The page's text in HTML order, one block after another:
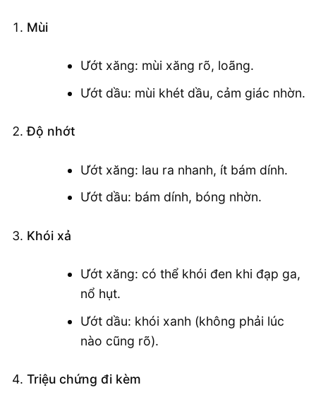
Mùi
Ướt xăng: mùi xăng rõ, loãng.
Ướt dầu: mùi khét dầu, cảm giác nhờn.
Độ nhớt
Ướt xăng: lau ra nhanh, ít bám dính.
Ướt dầu: bám dính, bóng nhờn.
Khói xả
Ướt xăng: có thể khói đen khi đạp ga,
nổ hụt.
Ướt dầu: khói xanh (không phải lúc
nào cũng rõ).
Triệu chứng đi kèm